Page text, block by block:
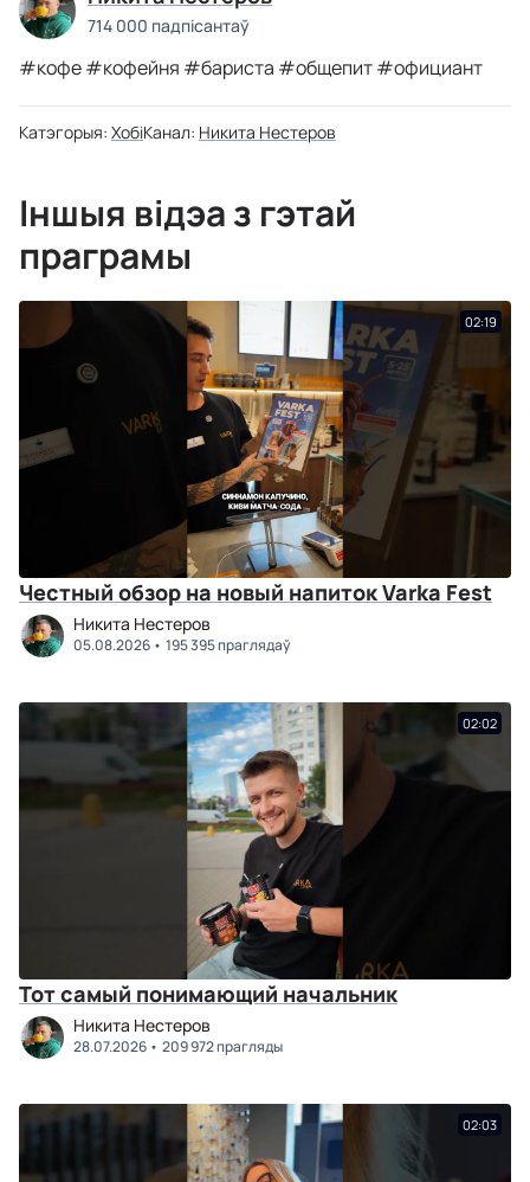
714 000 падпісантаў
#кофе #кофейня #бариста #общепит #официант
Катэгорыя: ХобіКанал: Никита Нестеров
Іншыя відэа з гэтай
праграмы
02:19
Честный обзор на новый напиток Varka Fest
Никита Нестеров
05.08.2026 195 395 праглядаў
02:02
Тот самый понимающий начальник
Никита Нестеров
28.07.2026 209 972 прагляды
02:03